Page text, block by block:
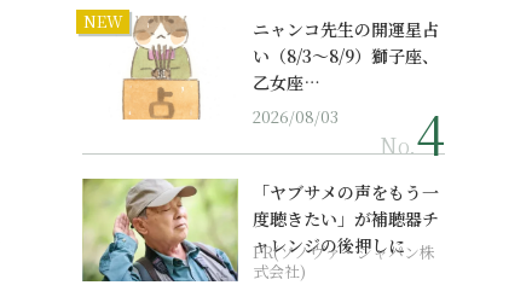
NEW
ニャンコ先生の開運星占
い（8/3～8/9）獅子座、
乙女座…
2026/08/03
No.
「ヤブサメの声をもう一
度聴きたい」が補聴器チ
ャレンジの後押しに
PR(ソノヴァ・ジャパン株
式会社)